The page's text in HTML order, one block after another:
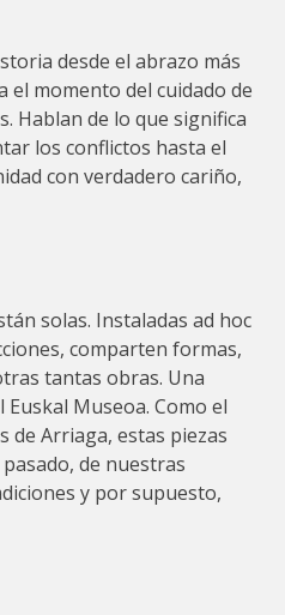
desde el abrazo más
el momento del cuidado de
Hablan de lo que significa
los conflictos hasta el
con verdadero cariño,
solas. Instaladas ad hoc
comparten formas,
tantas obras. Una
Museoa. Como el
de Arriaga, estas piezas
de nuestras
y por supuesto,